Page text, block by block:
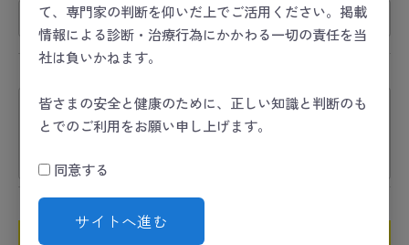
て、専門家の判断を仰いだ上でご活用ください。掲載
情報による診断・治療行為にかかわる一切の責任を当
社は負いかねます。
皆さまの安全と健康のために、正しい知識と判断のも
とでのご利用をお願い申し上げます。
同意する
サイトへ進む